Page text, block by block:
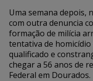
Uma semana depois,
com outra denuncia
formação de milícia
tentativa de
qualificado e
chegar a 56 anos de
Federal em Dourados.